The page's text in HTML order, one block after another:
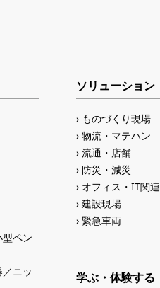
ペン
ニッ
ソリューション
ものづくり現場
物流・マテハン
流通・店舗
防災・減災
オフィス・IT関連
建設現場
緊急車両
学ぶ・体験する